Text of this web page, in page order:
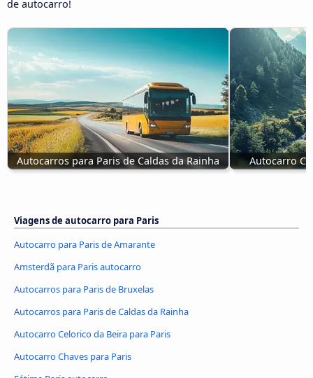
de autocarro!
Autocarros para Paris de Caldas da Rainha Autocarro
Viagens de autocarro para Paris
Autocarro para Paris de Amarante
Amsterdã para Paris autocarro
Autocarros para Paris de Bruxelas
Autocarros para Paris de Caldas da Rainha
Autocarro Celorico da Beira para Paris
Autocarro Chaves para Paris